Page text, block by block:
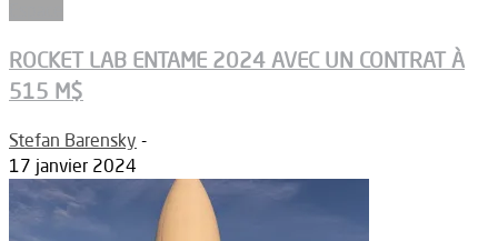
ROCKET LAB ENTAME 2024 AVEC UN CONTRAT À
515 M$
Stefan Barensky -
17 janvier 2024